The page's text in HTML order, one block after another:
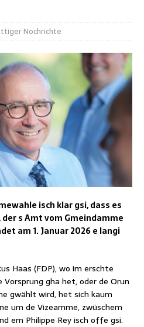
Nochrichte
isch klar gsi, dass es
s Amt vom Gmeindamme
am 1. Januar 2026 e langi
Haas (FDP), wo im erschte
gha het, oder de Orun
gwählt wird, het sich kaum
um de Vizeamme, zwüschem
em Philippe Rey isch offe gsi.